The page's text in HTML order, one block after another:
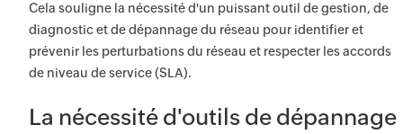
Cela souligne la nécessité d'un puissant outil de gestion, de
diagnostic et de dépannage du réseau pour identifier et
prévenir les perturbations du réseau et respecter les accords
de niveau de service (SLA).
La nécessité d'outils de dépannage